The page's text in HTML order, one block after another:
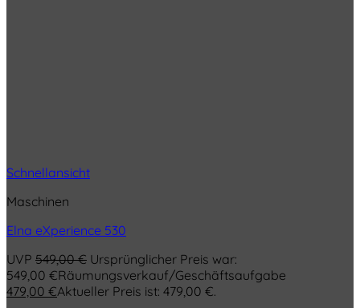
Schnellansicht
Maschinen
Elna eXperience 530
UVP 549,00€ Ursprünglicher Preis war:
549,00 €Räumungsverkauf/Geschäftsaufgabe
479,00 €Aktueller Preis ist: 479,00 €.